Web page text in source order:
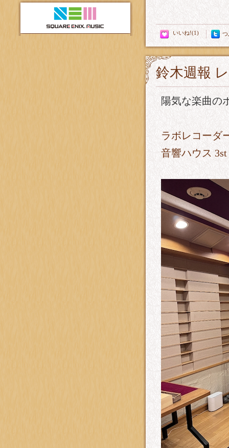
つ
鈴木週報
陽気な楽曲の
ラボレコーダ
音響ハウス 3st